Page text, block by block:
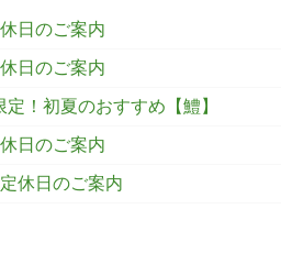
日のご案内
日のご案内
定！初夏のおすすめ【鱧】
日のご案内
休日のご案内